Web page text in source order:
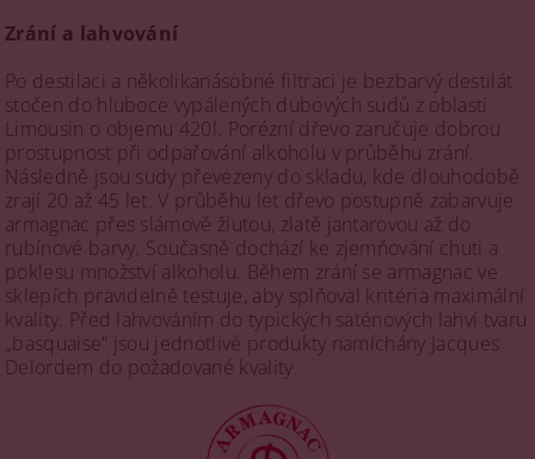
Zrání a lahvování
Po destilaci a několikanásobné filtraci je bezbarvý destilát
stočen do hluboce vypálených dubových sudů z oblasti
Limousin o objemu 420l. Porézní dřevo zaručuje dobrou
prostupnost při odpařování alkoholu v průběhu zrání.
Následně jsou sudy převezeny do skladu, kde dlouhodobě
zrají 20 až 45 let. V průběhu let dřevo postupně zabarvuje
armagnac přes slámově žlutou, zlatě jantarovou až do
rubínové barvy. Současně dochází ke zjemňování chuti a
poklesu množství alkoholu. Během zrání se armagnac ve
sklepích pravidelně testuje, aby splňoval kritéria maximální
kvality. Před lahvováním do typických saténových lahví tvaru
„basquaise“ jsou jednotlivé produkty namíchány Jacques
Delordem do požadované kvality.